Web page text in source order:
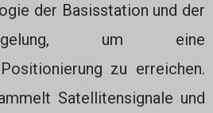
der Basisstation und der
um eine
zu erreichen.
Satellitensignale und